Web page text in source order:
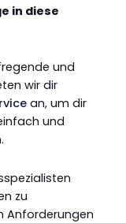
in diese
und
wir dir
an, um dir
und
zu
Anforderungen